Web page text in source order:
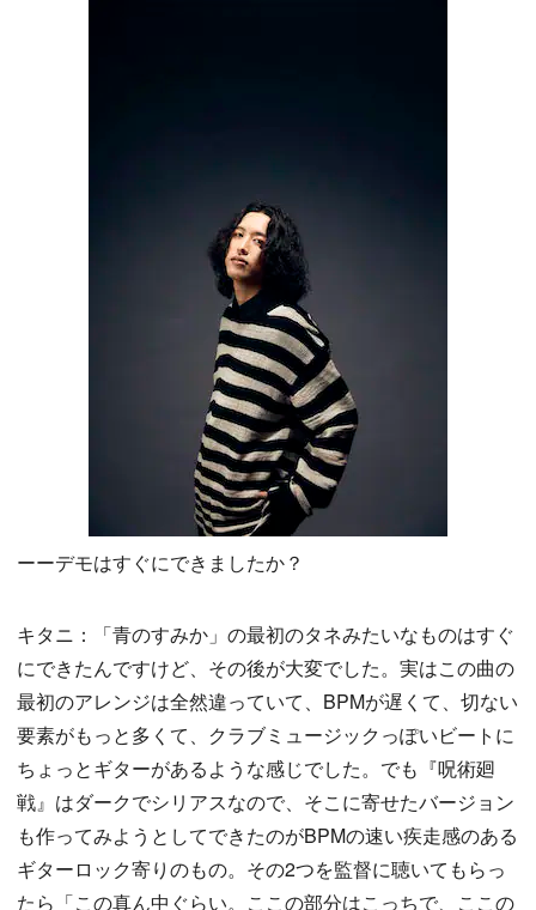
ーーデモはすぐにできましたか？
キタニ：「青のすみか」の最初のタネみたいなものはすぐ
にできたんですけど、その後が大変でした。実はこの曲の
最初のアレンジは全然違っていて、BPMが遅くて、切ない
要素がもっと多くて、クラブミュージックっぽいビートに
ちょっとギターがあるような感じでした。でも『呪術廻
戦』はダークでシリアスなので、そこに寄せたバージョン
も作ってみようとしてできたのがBPMの速い疾走感のある
ギターロック寄りのもの。その2つを監督に聴いてもらっ
たら「この真ん中ぐらい。ここの部分はこっちで、ここの